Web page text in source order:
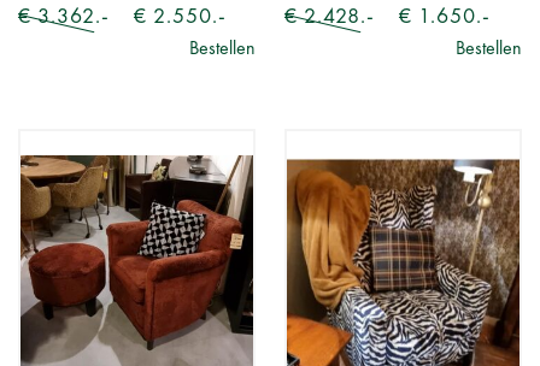
€ 3.362.- € 2.550.-
Bestellen
€ 2.428.- € 1.650.-
Bestellen